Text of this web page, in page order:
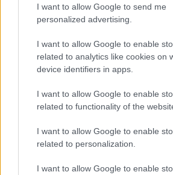
I want to allow Google to send me
personalized advertising.
I want to allow Google to enable
related to analytics like cookies on
device identifiers in apps.
I want to allow Google to enable
related to functionality of the
I want to allow Google to enable
related to personalization.
I want to allow Google to enable